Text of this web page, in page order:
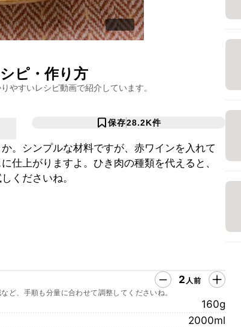
ピ・作り方
やすいレシピ動画で紹介しています。
保存28.2K件
。シンプルな材料ですが、赤ワインを入れて
仕上がりますよ。ひき肉の種類を代えると、
くださいね。
2 人前
ど、手順も分量に合わせて調整してくださいね。
160g
2000ml